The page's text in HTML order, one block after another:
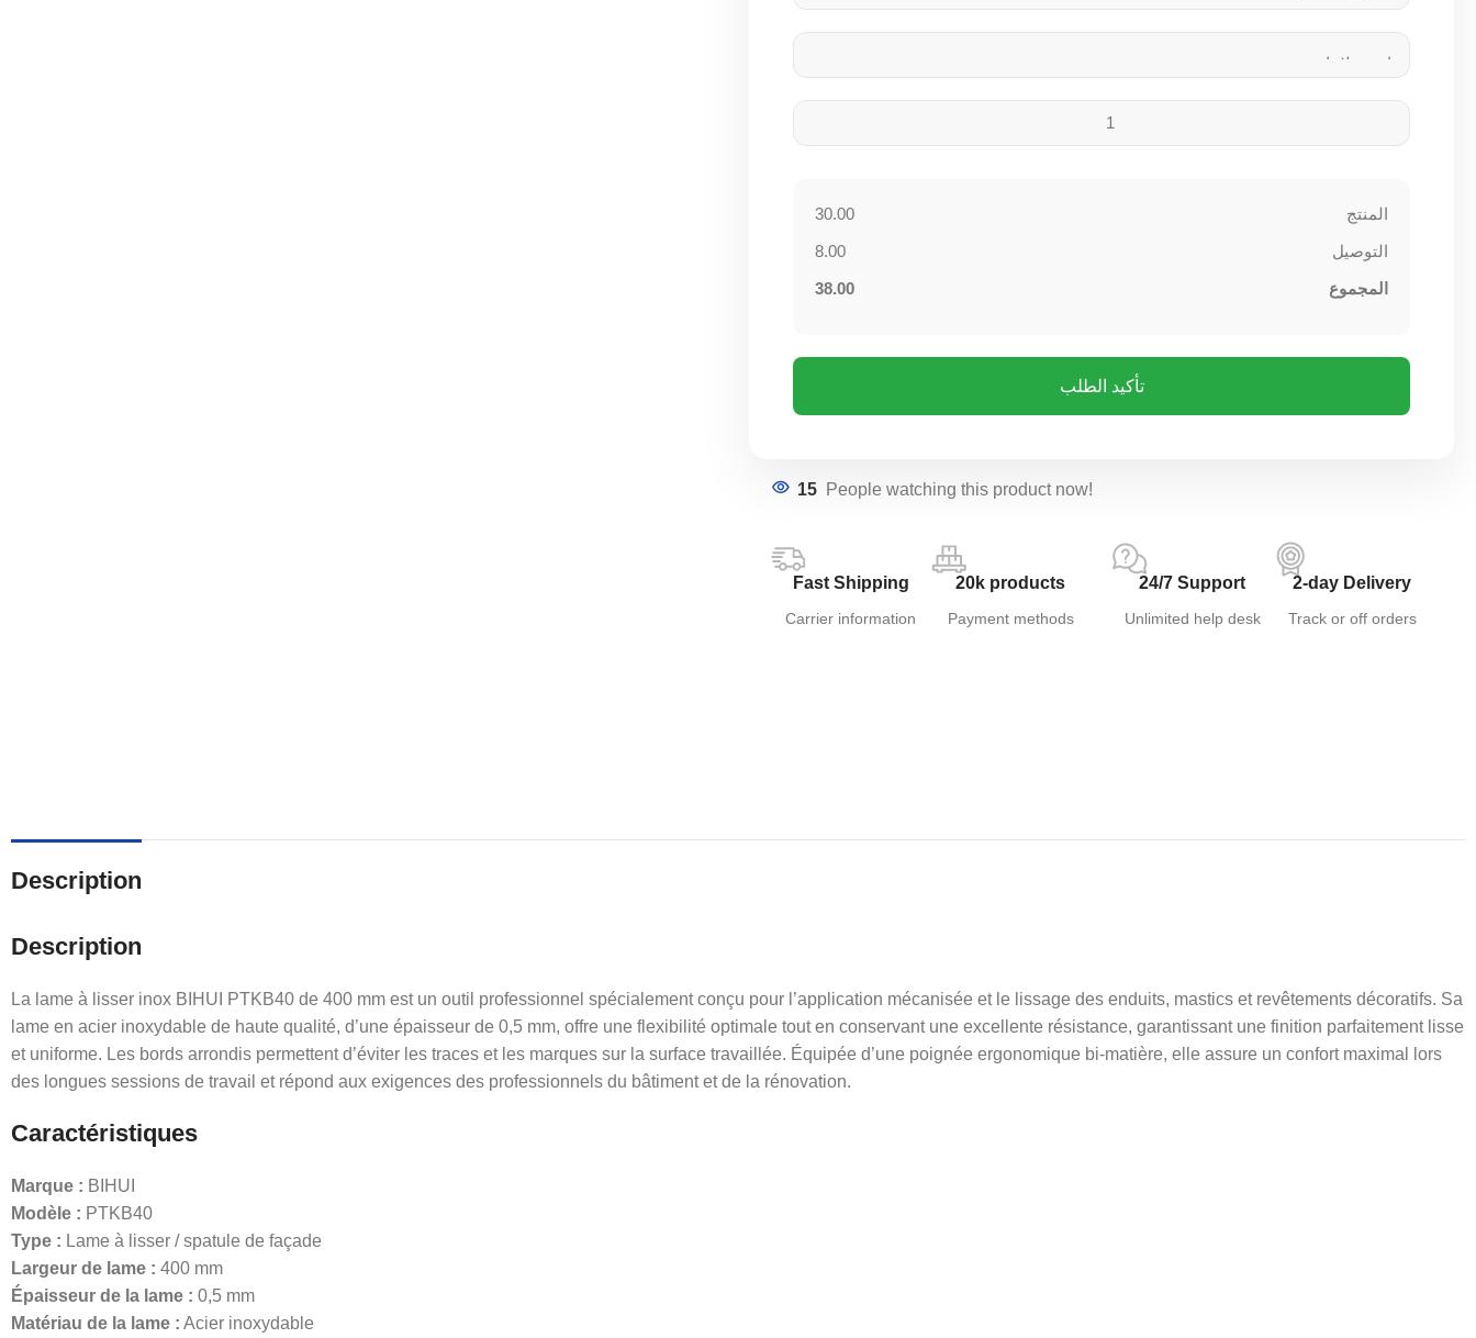
المنتج
30.00
التوصيل
8.00
المجموع
38.00
تأكيد الطلب
15 People watching this product now!
Fast Shipping
Carrier information
20k products
Payment methods
24/7 Support
Unlimited help desk
2-day Delivery
Track or off orders
Description
Description
La lame à lisser inox BIHUI PTKB40 de 400 mm est un outil professionnel spécialement conçu pour l’application mécanisée et le lissage des enduits, mastics et revêtements décoratifs. Sa
lame en acier inoxydable de haute qualité, d’une épaisseur de 0,5 mm, offre une flexibilité optimale tout en conservant une excellente résistance, garantissant une finition parfaitement lisse
et uniforme. Les bords arrondis permettent d’éviter les traces et les marques sur la surface travaillée. Équipée d’une poignée ergonomique bi-matière, elle assure un confort maximal lors
des longues sessions de travail et répond aux exigences des professionnels du bâtiment et de la rénovation.
Caractéristiques
Marque : BIHUI
Modèle : PTKB40
Type : Lame à lisser / spatule de façade
Largeur de lame : 400 mm
Épaisseur de la lame : 0,5 mm
Matériau de la lame : Acier inoxydable